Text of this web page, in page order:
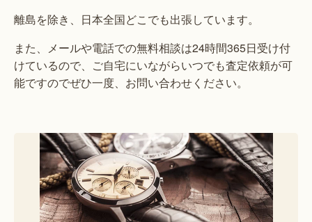
離島を除き、日本全国どこでも出張しています。
また、メールや電話での無料相談は24時間365日受け付
けているので、ご自宅にいながらいつでも査定依頼が可
能ですのでぜひ一度、お問い合わせください。